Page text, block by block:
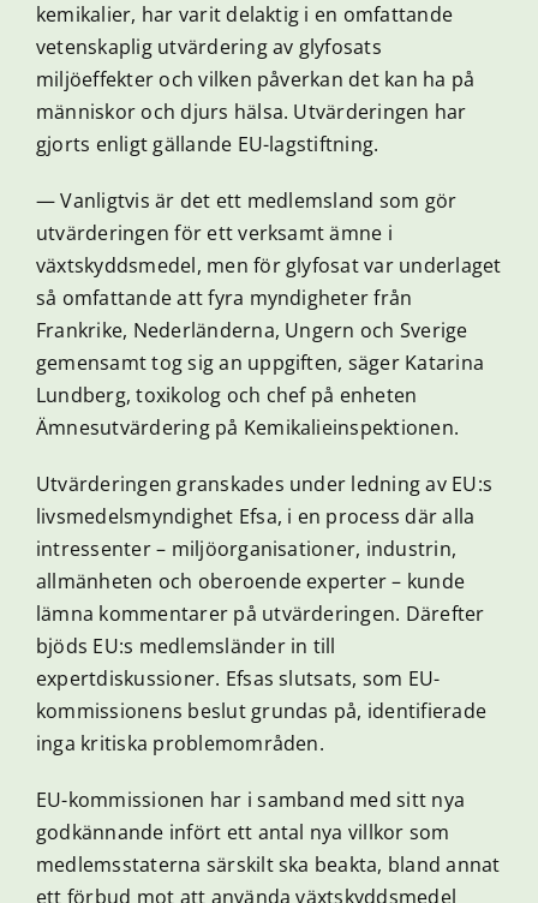
kemikalier, har varit delaktig i en omfattande
vetenskaplig utvärdering av glyfosats
miljöeffekter och vilken påverkan det kan ha på
människor och djurs hälsa. Utvärderingen har
gjorts enligt gällande EU-lagstiftning.
— Vanligtvis är det ett medlemsland som gör
utvärderingen för ett verksamt ämne i
växtskyddsmedel, men för glyfosat var underlaget
så omfattande att fyra myndigheter från
Frankrike, Nederländerna, Ungern och Sverige
gemensamt tog sig an uppgiften, säger Katarina
Lundberg, toxikolog och chef på enheten
Ämnesutvärdering på Kemikalieinspektionen.
Utvärderingen granskades under ledning av EU:s
livsmedelsmyndighet Efsa, i en process där alla
intressenter – miljöorganisationer, industrin,
allmänheten och oberoende experter – kunde
lämna kommentarer på utvärderingen. Därefter
bjöds EU:s medlemsländer in till
expertdiskussioner. Efsas slutsats, som EU-
kommissionens beslut grundas på, identifierade
inga kritiska problemområden.
EU-kommissionen har i samband med sitt nya
godkännande infört ett antal nya villkor som
medlemsstaterna särskilt ska beakta, bland annat
ett förbud mot att använda växtskyddsmedel